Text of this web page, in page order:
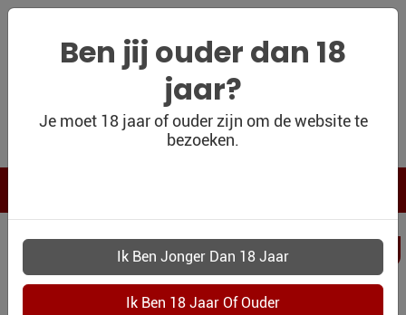
WIJNSHOP
WIJN BLOG
WIJN OUTLET
PERSOONLIJK-
Ben jij ouder dan 18
jaar?
Je moet 18 jaar of ouder zijn om de website te
bezoeken.